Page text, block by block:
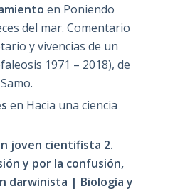
en Poniendo
del mar. Comentario
y vivencias de un
1971 – 2018), de
en Hacia una ciencia
joven cientifista 2.
y por la confusión,
darwinista | Biología y